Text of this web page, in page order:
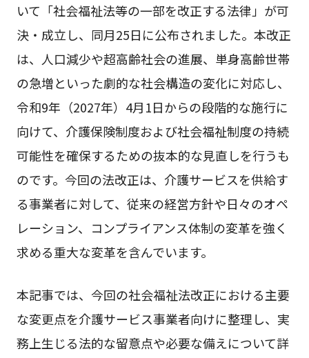
いて「社会福祉法等の一部を改正する法律」が可
決・成立し、同月25日に公布されました。本改正
は、人口減少や超高齢社会の進展、単身高齢世帯
の急増といった劇的な社会構造の変化に対応し、
令和9年（2027年）4月1日からの段階的な施行に
向けて、介護保険制度および社会福祉制度の持続
可能性を確保するための抜本的な見直しを行うも
のです。今回の法改正は、介護サービスを供給す
る事業者に対して、従来の経営方針や日々のオペ
レーション、コンプライアンス体制の変革を強く
求める重大な変革を含んでいます。
本記事では、今回の社会福祉法改正における主要
な変更点を介護サービス事業者向けに整理し、実
務上生じる法的な留意点や必要な備えについて詳